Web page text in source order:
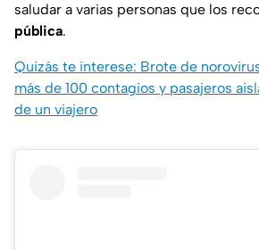
saludar a varias personas que los
pública.
Quizás te interese: Brote de
más de 100 contagios y pasajeros
de un viajero